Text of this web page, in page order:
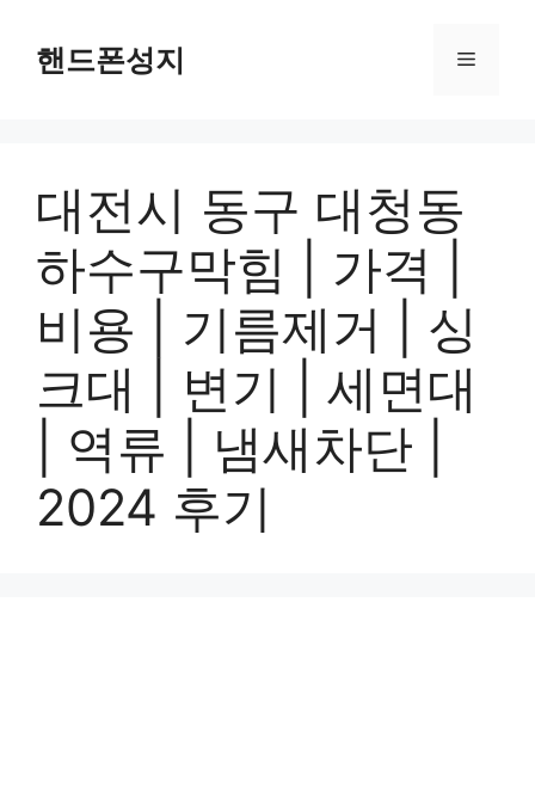
핸드폰성지 메
대전시 동구 대청동
하수구막힘 | 가격 |
비용 | 기름제거 | 싱
크대 | 변기 | 세면대
| 역류 | 냄새차단 |
2024 후기